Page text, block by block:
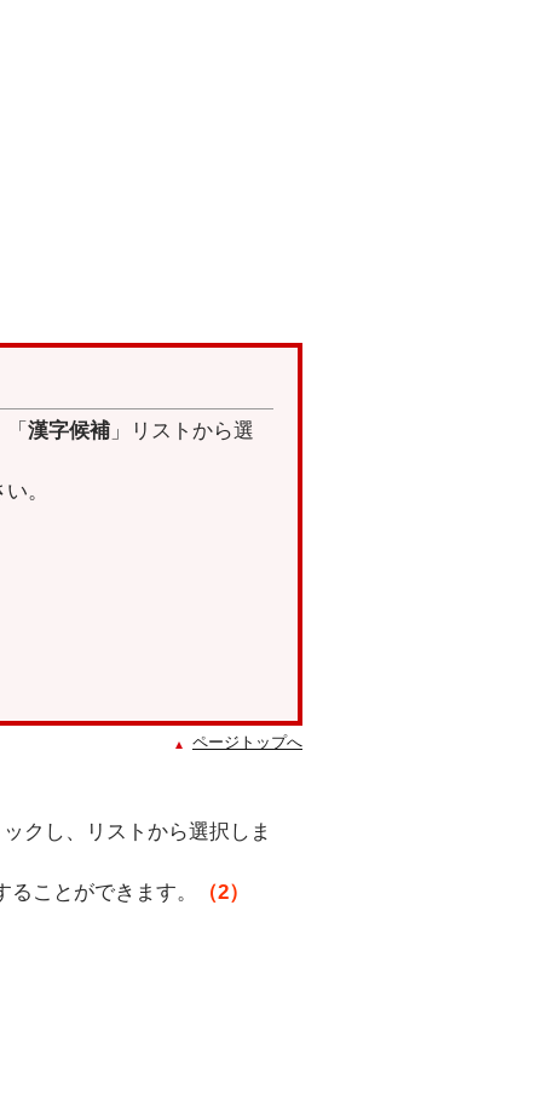
漢字候補 」リストから選
。
ページトップへ
クし、リストから選択しま
ことができます。 （2）